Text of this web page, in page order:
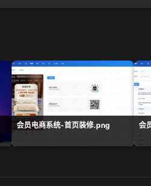
会员电商系统-首页装修.png 会